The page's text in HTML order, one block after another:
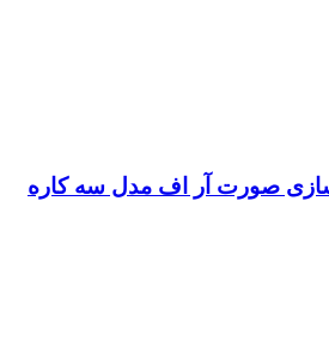
صورت آر اف مدل سه کاره